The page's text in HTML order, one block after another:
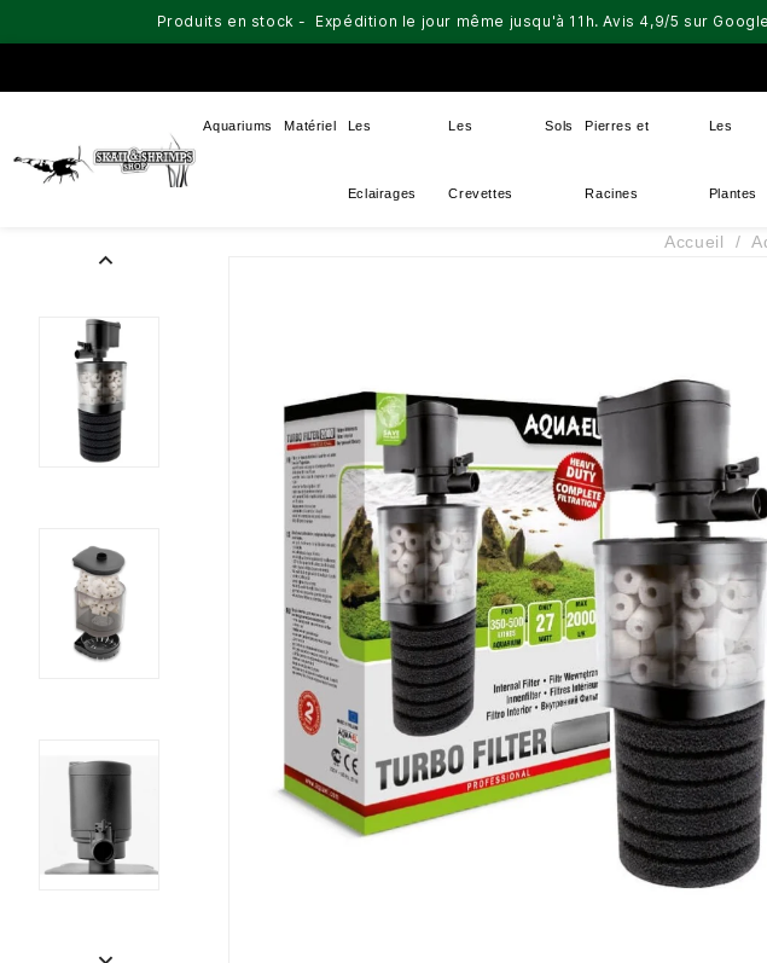
Produits en stock - Expédition le jour même jusqu'à 11h. Avis 4,9/5 sur
Aquariums Matériel Les
Eclairages
Les
Crevettes
Sols Pierres et
Racines
Les
Plantes
Accueil